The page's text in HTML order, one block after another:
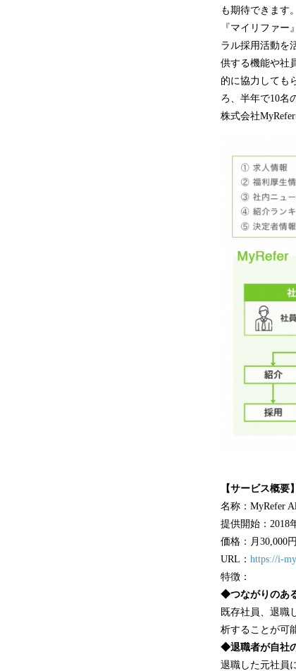
も期待できます。
『マイリファ
ラル採用活動を
供する機能や社
的に協力しても
ろ、半年で10名
株式会社
【サービス概要】
名称：MyRefer
提供開始：2018
価格：月30,000
URL： https://i-
特徴：
◆つながりのあ
既存社員、退職
析することが可
◆退職者が自社
退職した元社員